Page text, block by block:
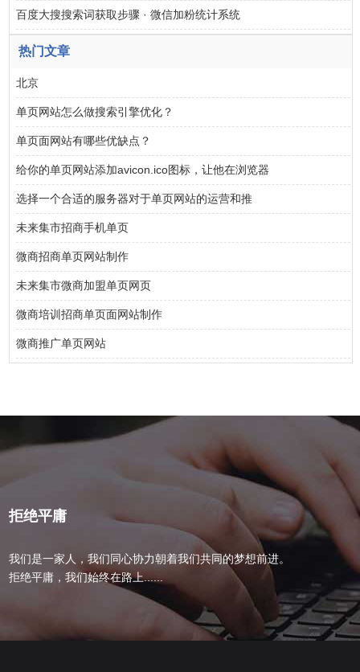
百度大搜搜索词获取步骤 · 微信加粉统计系统
热门文章
北京
单页网站怎么做搜索引擎优化？
单页面网站有哪些优缺点？
给你的单页网站添加avicon.ico图标，让他在浏览器
选择一个合适的服务器对于单页网站的运营和推
未来集市招商手机单页
微商招商单页网站制作
未来集市微商加盟单页网页
微商培训招商单页面网站制作
微商推广单页网站
拒绝平庸
我们是一家人，我们同心协力朝着我们共同的梦想前进。
拒绝平庸，我们始终在路上......